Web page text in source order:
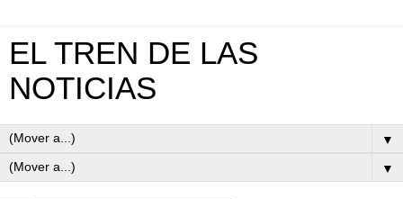
EL TREN DE LAS
NOTICIAS
▼
▼